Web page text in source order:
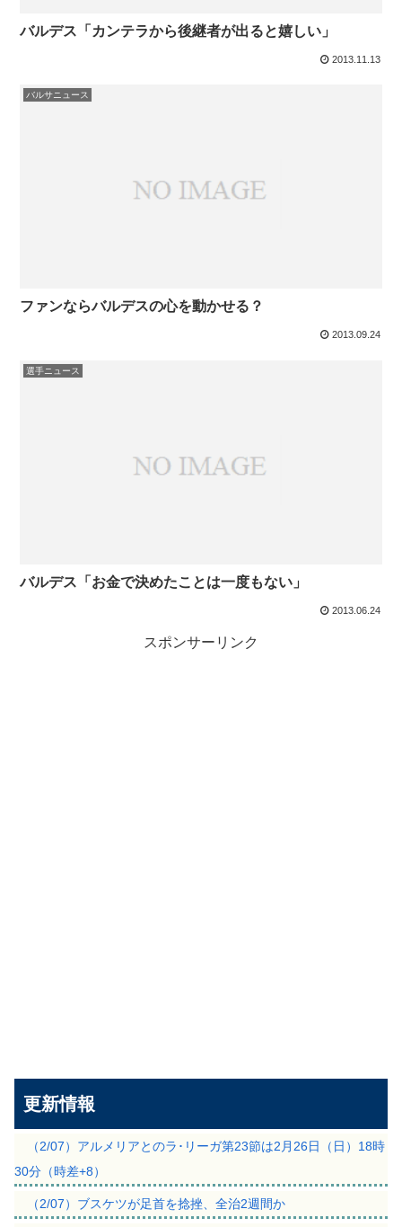
バルデス「カンテラから後継者が出ると嬉しい」
2013.11.13
バルサニュース
ファンならバルデスの心を動かせる？
2013.09.24
選手ニュース
バルデス「お金で決めたことは一度もない」
2013.06.24
スポンサーリンク
更新情報
（2/07）アルメリアとのラ･リーガ第23節は2月26日（日）18時
30分（時差+8）
（2/07）ブスケツが足首を捻挫、全治2週間か